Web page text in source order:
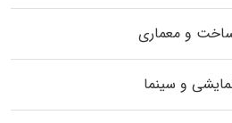
و معماری
و سینما